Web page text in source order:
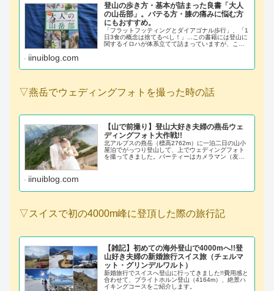
登山の歩き方・基本が詰まった良書「大人
の山岳部」。バテる方・膝の痛みに悩む方
にもおすすめ。
「フラットフッティングとダイアゴナル歩行」、「1
日3食の概念は捨てるべし！」...この書籍には登山に
関するイロハが体系立てて詰まっていますが、この
iinuiblog.com
▽燕岳でウェディングフォトを撮った時の話
【山で前撮り】登山大好き夫婦の燕岳ウェ
ディングフォト大作戦!!
北アルプスの燕岳（標高2762m）に一泊二日の山小
屋泊でがっつり登山して、上でウェディングフォト
を撮ってきました。パーティーはカメラマン（友
iinuiblog.com
▽スイスで初の4000m峰に登頂した際の旅行記
【雑記】初めての海外登山で4000mへ!!登
山好き夫婦の新婚旅行スイス旅（チェルマ
ット・グリンデルワルト）
新婚旅行でスイスへ登山に行ってきました!!費用感と
合わせて、ブライトホルン登山（4164m）、絶景ハ
イキングコースをご紹介します。